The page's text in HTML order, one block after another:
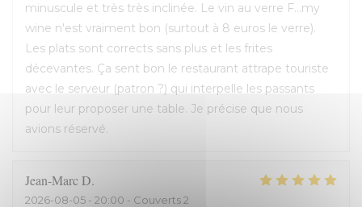
minuscule et très très inclinée. Le vin au verre F...my
wine n'est vraiment bon (surtout à 8 euros le verre).
Les plats sont corrects sans plus et les frites
décevantes. Ça sent bon le restaurant attrape touriste
avec le serveur (patron ?) qui interpelle les passants
pour leur proposer une table. Je précise que nous
avions réservé.
Jean-MarcD
2026-08-05 - 20:00 - Couverts 2